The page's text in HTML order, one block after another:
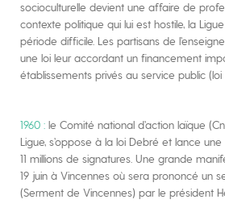
socioculturelle devient une affaire de
contexte politique qui lui est hostile, la
période difficile. Les partisans de
une loi leur accordant un financement
établissements privés au service public (loi
1960 : le Comité national d’action laïque
Ligue, s’oppose à la loi Debré et lance
11 millions de signatures. Une grande
19 juin à Vincennes où sera prononcé un
(Serment de Vincennes) par le président